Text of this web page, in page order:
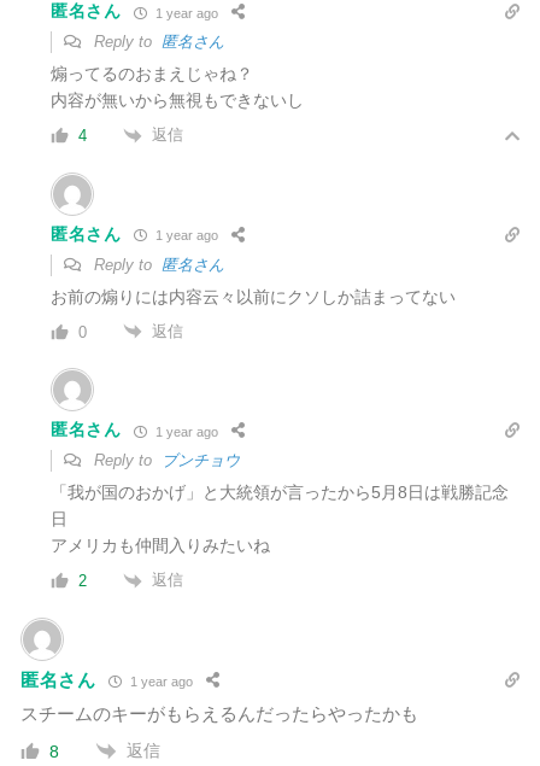
匿名さん 1 year ago
Reply to 匿名さん
煽ってるのおまえじゃね？
内容が無いから無視もできないし
4 返信
匿名さん 1 year ago
Reply to 匿名さん
お前の煽りには内容云々以前にクソしか詰まってない
0 返信
匿名さん 1 year ago
Reply to ブンチョウ
「我が国のおかげ」と 大統領が言ったから5月8日は戦勝記念
日
アメリカも仲間入りみたいね
2 返信
匿名さん 1 year ago
スチームのキーがもらえるんだったらやったかも
8 返信